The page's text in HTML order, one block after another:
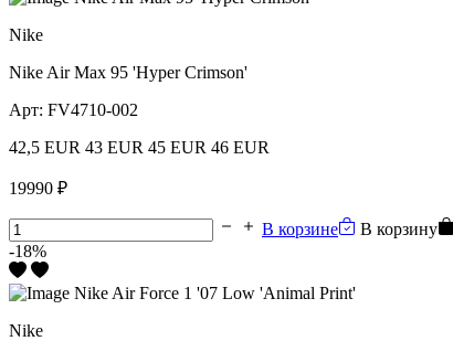
Nike
Nike Air Max 95 'Hyper Crimson'
Арт: FV4710-002
42,5 EUR 43 EUR 45 EUR 46 EUR
19990 ₽
В корзине
В корзину
-18%
Nike